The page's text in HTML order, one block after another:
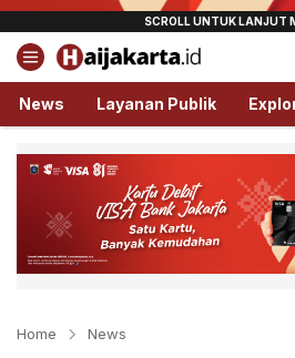
Haijakarta.id
Semua Tentang Jakarta Ada
News Layanan Publik
Home News